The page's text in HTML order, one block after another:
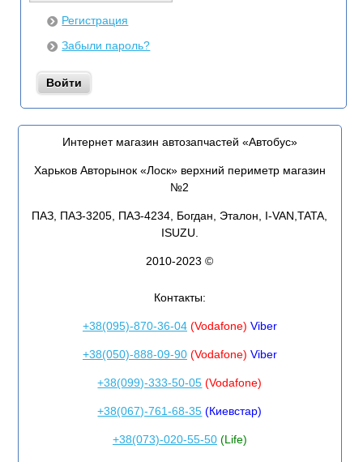
Регистрация
Забыли пароль?
Интернет магазин автозапчастей «Автобус»
Харьков Авторынок «Лоск» верхний периметр магазин
№2
ПАЗ, ПАЗ-3205, ПАЗ-4234, Богдан, Эталон, I-VAN,TATA,
ISUZU.
2010-2023 ©
Контакты:
+38(095)-870-36-04(Vodafone) Viber
+38(050)-888-09-90(Vodafone) Viber
+38(099)-333-50-05 (Vodafone)
+38(067)-761-68-35 (Киевстар)
+38(073)-020-55-50(Life)